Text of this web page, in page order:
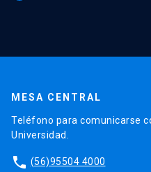
MESA CENTRAL
Teléfono para comunicarse
Universidad.
phone (56)95504 4000